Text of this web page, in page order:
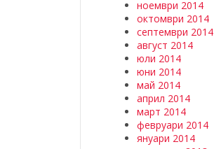
ноември 2014
октомври 2014
септември 2014
август 2014
юли 2014
юни 2014
май 2014
април 2014
март 2014
февруари 2014
януари 2014